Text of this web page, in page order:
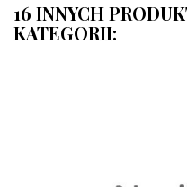
16 INNYCH
KATEGORII: